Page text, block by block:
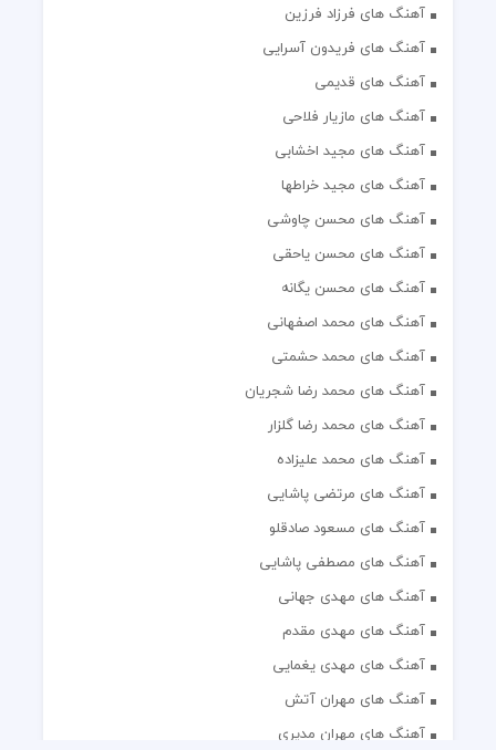
آهنگ های فرزاد فرزین
آهنگ های فریدون آسرایی
آهنگ های قدیمی
آهنگ های مازیار فلاحی
آهنگ های مجید اخشابی
آهنگ های مجید خراطها
آهنگ های محسن چاوشی
آهنگ های محسن یاحقی
آهنگ های محسن یگانه
آهنگ های محمد اصفهانی
آهنگ های محمد حشمتی
آهنگ های محمد رضا شجریان
آهنگ های محمد رضا گلزار
آهنگ های محمد علیزاده
آهنگ های مرتضی پاشایی
آهنگ های مسعود صادقلو
آهنگ های مصطفی پاشایی
آهنگ های مهدی جهانی
آهنگ های مهدی مقدم
آهنگ های مهدی یغمایی
آهنگ های مهران آتش
آهنگ های مهران مدیری